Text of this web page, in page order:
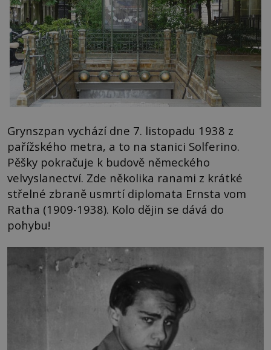
Grynszpan vychází dne 7. listopadu 1938 z
pařížského metra, a to na stanici Solferino.
Pěšky pokračuje k budově německého
velvyslanectví. Zde několika ranami z krátké
střelné zbraně usmrtí diplomata Ernsta vom
Ratha (1909-1938). Kolo dějin se dává do
pohybu!